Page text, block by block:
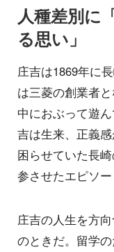
人種差別に
る思い」
庄吉は1869年に
は三菱の創業者
中におぶって遊
吉は生来、正義
困らせていた長
参させたエピソー
庄吉の人生を方
のときだ。留学